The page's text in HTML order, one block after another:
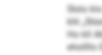
Slslo
khl
Ho kll
ehollllo